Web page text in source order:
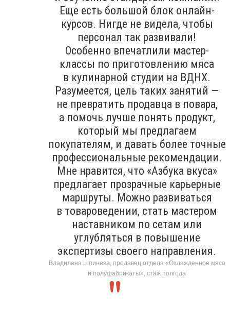
Еще есть большой блок онлайн-
курсов. Нигде не видела, чтобы
персонал так развивали!
Особенно впечатлили мастер-
классы по приготовлению мяса
в кулинарной студии на ВДНХ.
Разумеется, цель таких занятий —
не превратить продавца в повара,
а помочь лучше понять продукт,
который мы предлагаем
покупателям, и давать более точные
профессиональные рекомендации.
Мне нравится, что «Азбука вкуса»
предлагает прозрачные карьерные
маршруты. Можно развиваться
в товароведении, стать мастером
наставником по сетам или
углубляться в повышение
экспертизы своего направления.
Владилена Шпинева, продавец отдела «Охлажденное мясо
и полуфабрикаты», стаж полгода